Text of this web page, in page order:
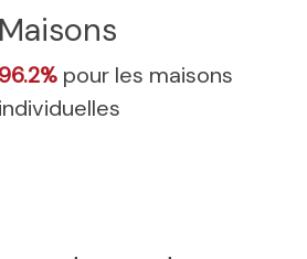
Maisons
96.2% pour les maisons
individuelles